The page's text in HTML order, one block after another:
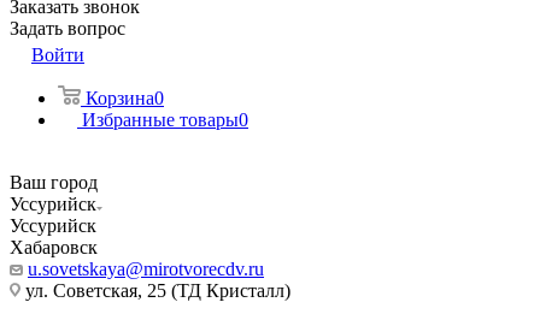
Заказать звонок
Задать вопрос
Войти
Корзина0
Избранные товары0
Ваш город
Уссурийск
Уссурийск
Хабаровск
u.sovetskaya@mirotvorecdv.ru
ул. Советская, 25 (ТД Кристалл)